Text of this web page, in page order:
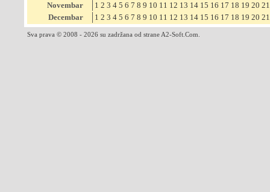
Novembar
1 2 3 4 5 6 7 8 9 10 11 12 13 14 15 16 17 18 19 20 21
Decembar
1 2 3 4 5 6 7 8 9 10 11 12 13 14 15 16 17 18 19 20 21
Sva prava © 2008 - 2026 su zadržana od strane A2-Soft.Com.